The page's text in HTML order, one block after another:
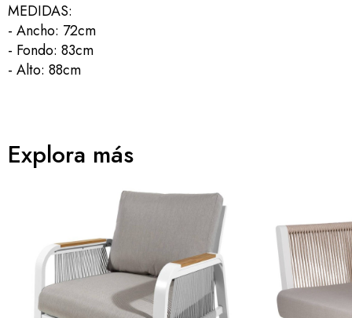
MEDIDAS:
- Ancho: 72cm
- Fondo: 83cm
- Alto: 88cm
Explora más